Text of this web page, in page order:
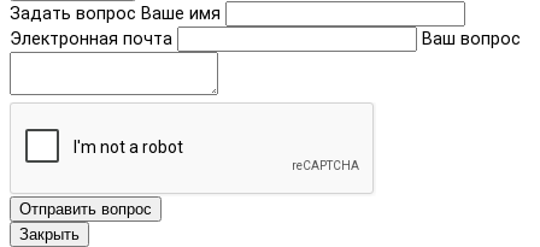
Задать вопрос Ваше имя
Электронная почта
Ваш вопрос
Отправить вопрос
Закрыть